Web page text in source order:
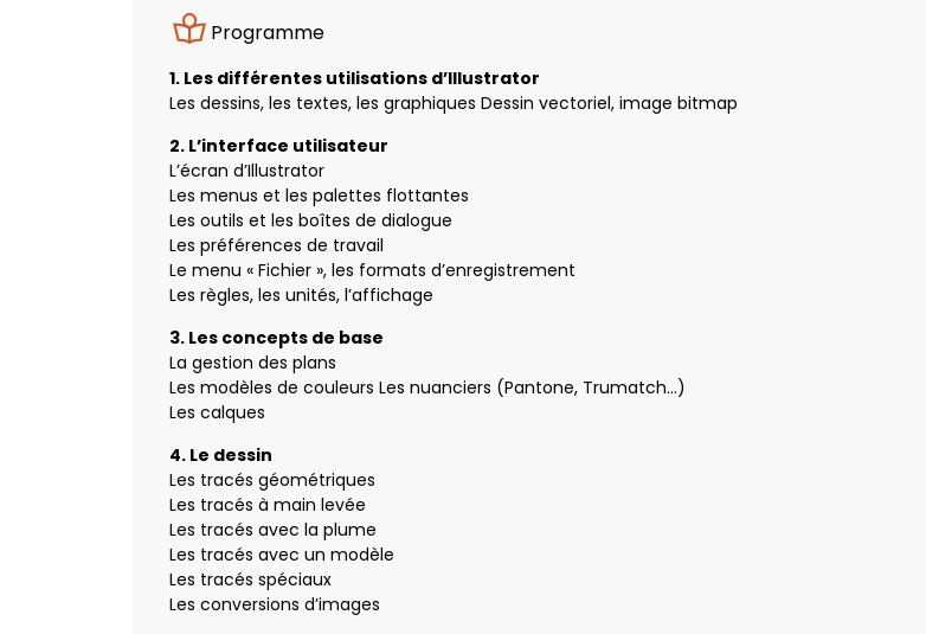
Programme
1. Les différentes utilisations d’Illustrator
Les dessins, les textes, les graphiques Dessin vectoriel, image bitmap
2. L’interface utilisateur
L’écran d’Illustrator
Les menus et les palettes flottantes
Les outils et les boîtes de dialogue
Les préférences de travail
Le menu « Fichier », les formats d’enregistrement
Les règles, les unités, l’affichage
3. Les concepts de base
La gestion des plans
Les modèles de couleurs Les nuanciers (Pantone, Trumatch…)
Les calques
4. Le dessin
Les tracés géométriques
Les tracés à main levée
Les tracés avec la plume
Les tracés avec un modèle
Les tracés spéciaux
Les conversions d’images